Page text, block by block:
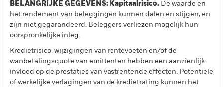
BELANGRIJKE GEGEVENS: Kapitaalrisico. De waarde en
het rendement van beleggingen kunnen dalen en stijgen, en
zijn niet gegarandeerd. Beleggers verliezen mogelijk hun
oorspronkelijke inleg.
Kredietrisico, wijzigingen van rentevoeten en/of de
wanbetalingsquote van emittenten hebben een aanzienlijk
invloed op de prestaties van vastrentende effecten. Potentiële
of werkelijke verlagingen van de kredietrating kunnen het